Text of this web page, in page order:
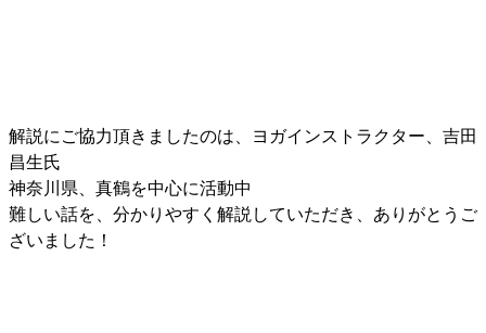
解説にご協力頂きましたのは、ヨガインストラクター、吉田
昌生氏
神奈川県、真鶴を中心に活動中
難しい話を、分かりやすく解説していただき、ありがとうご
ざいました！